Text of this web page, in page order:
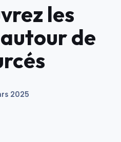
les
de
2025